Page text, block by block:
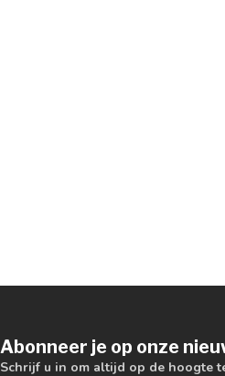
Abonneer je op onze
Schrijf u in om altijd op de hoogte